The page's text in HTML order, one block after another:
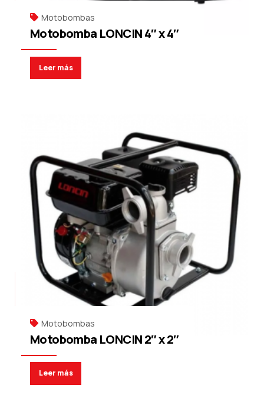
Motobombas
Motobomba LONCIN 4″ x 4″
Leer más
Motobombas
Motobomba LONCIN 2″ x 2″
Leer más